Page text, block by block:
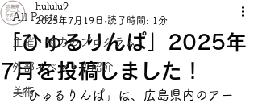
All Posts
主催・協力のプログラム
外部イベントの紹介
美術
「ひゅるりんぱ」2025年
7月を投稿しました！
hululu9
2025年7月19日 読了時間: 1分
「ひゅるりんぱ」は、広島県内のアー